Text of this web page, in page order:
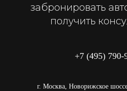
забронировать
получить
+7 (495) 790-
г. Москва, Новорижское